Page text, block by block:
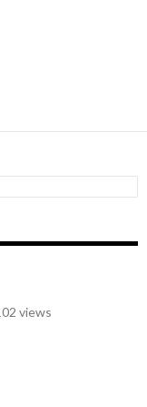
views